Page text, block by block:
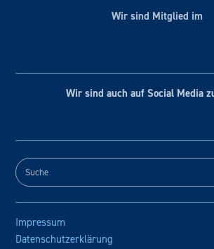
Wir sind Mitglied im
Wir sind auch auf Social Media
Impressum
Datenschutzerklärung